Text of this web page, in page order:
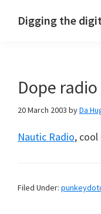
Digging the
Dope radio
20 March 2003 byDa
Nautic Radio,
Filed Under: